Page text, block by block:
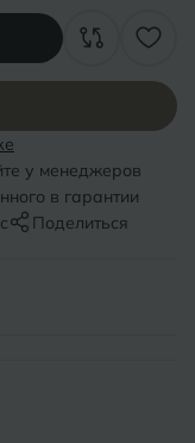
у менеджеров
в гарантии
Поделиться
на-Кубани
Бор